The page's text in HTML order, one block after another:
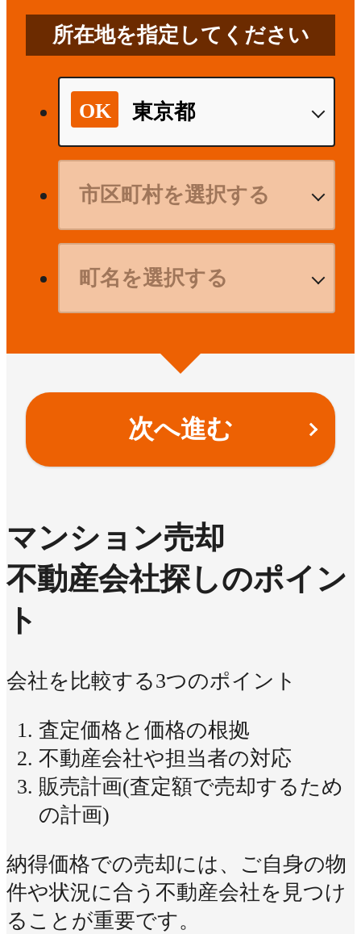
所在地を指定してください
次へ進む
マンション売却
不動産会社探しのポイン
ト
会社を比較する3つのポイント
査定価格と価格の根拠
不動産会社や担当者の対応
販売計画(査定額で売却するため
の計画)
納得価格での売却には、ご自身の物
件や状況に合う不動産会社を見つけ
ることが重要です。